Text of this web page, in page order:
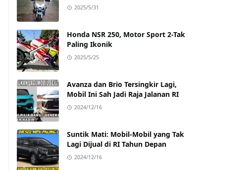
2025/5/31
Honda NSR 250, Motor Sport 2-Tak
Paling Ikonik
2025/5/25
Avanza dan Brio Tersingkir Lagi,
Mobil Ini Sah Jadi Raja Jalanan RI
2024/12/16
Suntik Mati: Mobil-Mobil yang Tak
Lagi Dijual di RI Tahun Depan
2024/12/16